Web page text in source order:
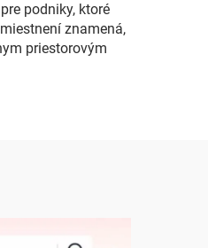
podniky, ktoré
znamená,
priestorovým